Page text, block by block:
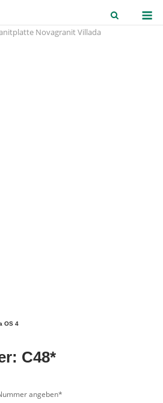
Novagranit Villada
OS 4
C48*
angeben*